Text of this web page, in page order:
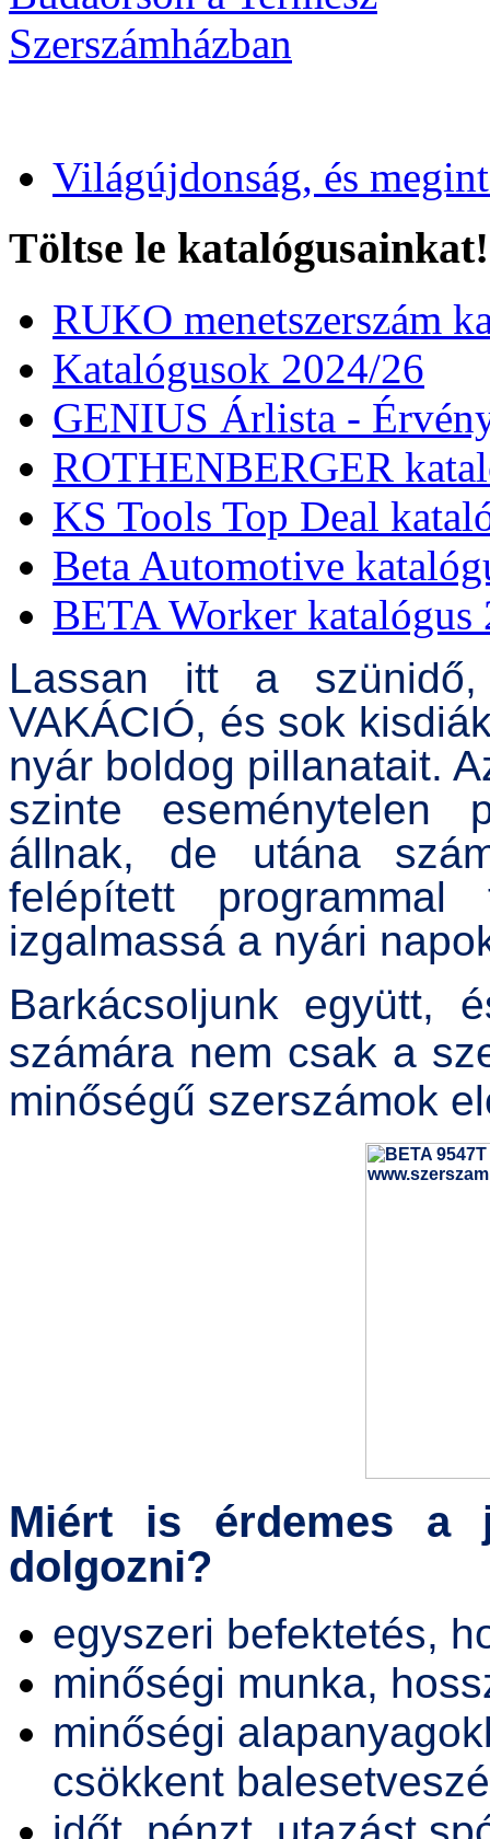
Világújdonság, és
Töltse le katalógusainkat!
RUKO menetszerszám
Katalógusok 2024/26
GENIUS Árlista -
ROTHENBERGER
KS Tools Top Deal
Beta Automotive
BETA Worker katalógus
Lassan itt a szünidő,
VAKÁCIÓ, és sok
nyár boldog pillanatait.
szinte eseménytelen
állnak, de utána
felépített programmal
izgalmassá a nyári
Barkácsoljunk együtt,
számára nem csak a
minőségű szerszámok
Miért is érdemes a
dolgozni?
egyszeri befektetés,
minőségi munka,
minőségi
csökkent